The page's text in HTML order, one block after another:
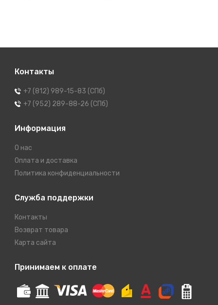
Контакты
+7 (812) 989-15-83 (СПб)
+7 (952) 289-88-26 (СПб)
Информация
О нас
Оплата и доставка
Политика конфиденциальности
Служба поддержки
Контакты
Возврат товара
Карта сайта
Принимаем к оплате